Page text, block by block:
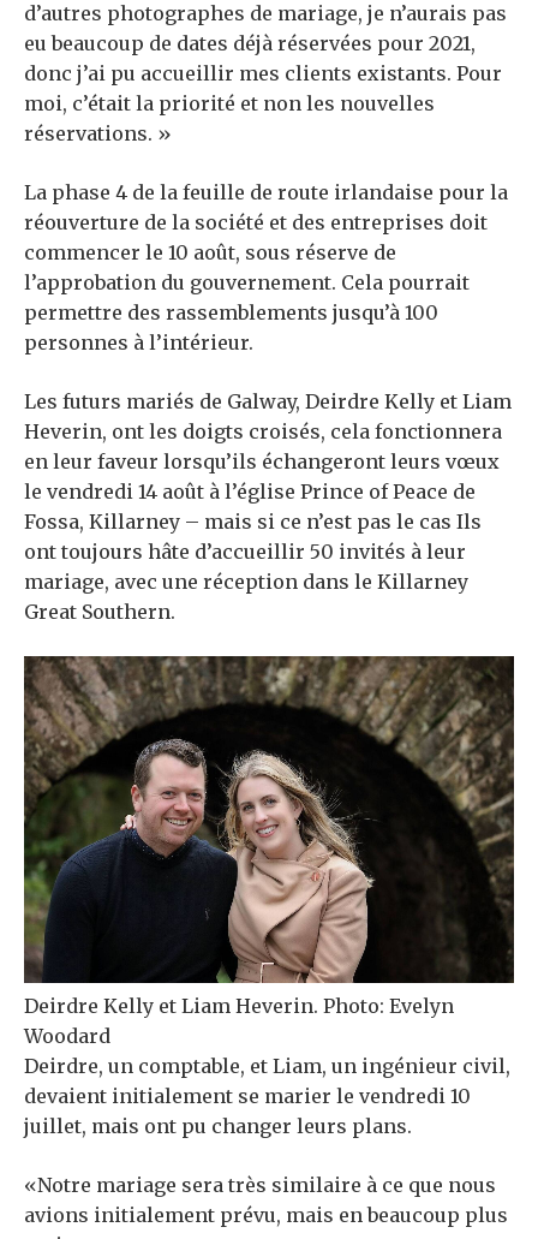
d’autres photographes de mariage, je n’aurais pas
eu beaucoup de dates déjà réservées pour 2021,
donc j’ai pu accueillir mes clients existants. Pour
moi, c’était la priorité et non les nouvelles
réservations. »
La phase 4 de la feuille de route irlandaise pour la
réouverture de la société et des entreprises doit
commencer le 10 août, sous réserve de
l’approbation du gouvernement. Cela pourrait
permettre des rassemblements jusqu’à 100
personnes à l’intérieur.
Les futurs mariés de Galway, Deirdre Kelly et Liam
Heverin, ont les doigts croisés, cela fonctionnera
en leur faveur lorsqu’ils échangeront leurs vœux
le vendredi 14 août à l’église Prince of Peace de
Fossa, Killarney – mais si ce n’est pas le cas Ils
ont toujours hâte d’accueillir 50 invités à leur
mariage, avec une réception dans le Killarney
Great Southern.
Deirdre Kelly et Liam Heverin. Photo: Evelyn
Woodard
Deirdre, un comptable, et Liam, un ingénieur civil,
devaient initialement se marier le vendredi 10
juillet, mais ont pu changer leurs plans.
«Notre mariage sera très similaire à ce que nous
avions initialement prévu, mais en beaucoup plus